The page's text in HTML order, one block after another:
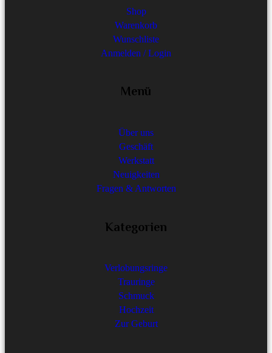
Shop
Warenkorb
Wunschliste
Anmelden / Login
Menü
Über uns
Geschäft
Werkstatt
Neuigkeiten
Fragen & Antworten
Kategorien
Verlobungsringe
Trauringe
Schmuck
Hochzeit
Zur Geburt